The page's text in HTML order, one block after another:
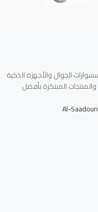
الجوال والأجهزة الذكية
والمنتجات المبتكرة بأفضل
Al-